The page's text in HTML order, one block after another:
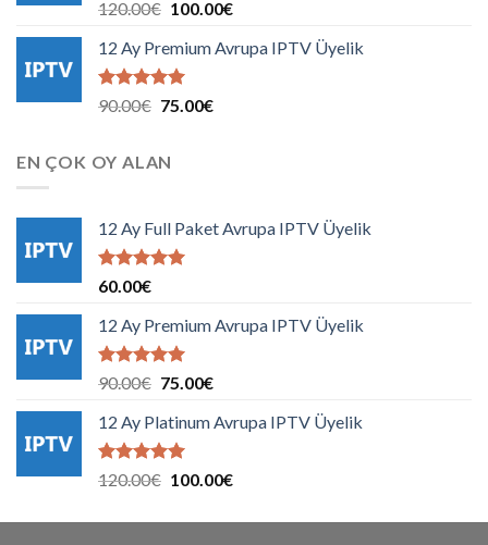
5 üzerinden
aldı
120.00€ Orijinal
120.00€.
100.00€Şu
fiyat:
12 Ay Premium Avrupa IPTV Üyelik
5 üzerinden
90.00€ Orijinal
75.00€Şu
EN ÇOK OY ALAN
12 Ay Full Paket Avrupa IPTV Üyelik
5 üzerinden
aldı
60.00€
12 Ay Premium Avrupa IPTV Üyelik
5 üzerinden
aldı
90.00€ Orijinal
90.00€.
75.00€Şu
fiyat:
12 Ay Platinum Avrupa IPTV Üyelik
5 üzerinden
120.00€ Orijinal
120.00€.
100.00€Şu
fiyat: